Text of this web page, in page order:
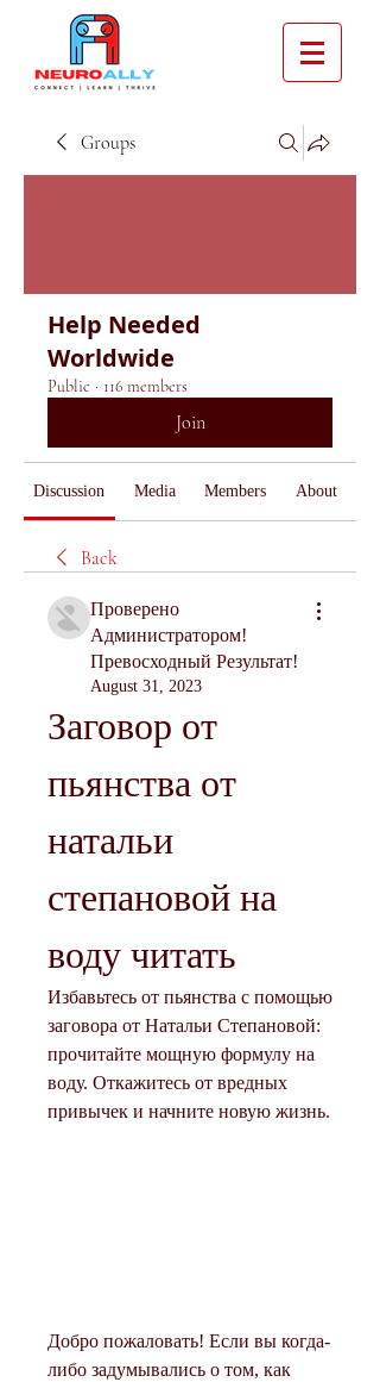
Groups
Help Needed
Worldwide
Public · 116 members
Join
Discussion Media Members About
Back
Проверено
Администратором!
Превосходный Результат!
August 31, 2023
Заговор от
пьянства от
натальи
степановой на
воду читать
Избавьтесь от пьянства с помощью
заговора от Натальи Степановой:
прочитайте мощную формулу на
воду. Откажитесь от вредных
привычек и начните новую жизнь.
Добро пожаловать! Если вы когда-
либо задумывались о том, как